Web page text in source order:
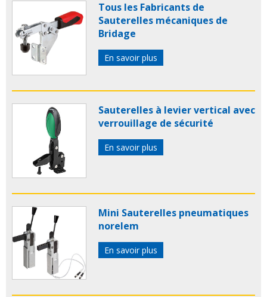
Tous les Fabricants de
Sauterelles mécaniques de
Bridage
En savoir plus
Sauterelles à levier vertical avec
verrouillage de sécurité
En savoir plus
Mini Sauterelles pneumatiques
norelem
En savoir plus